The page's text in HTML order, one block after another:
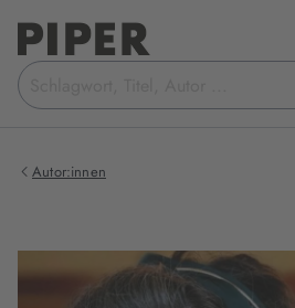
Suchbegriff
eingeben
Autor:innen